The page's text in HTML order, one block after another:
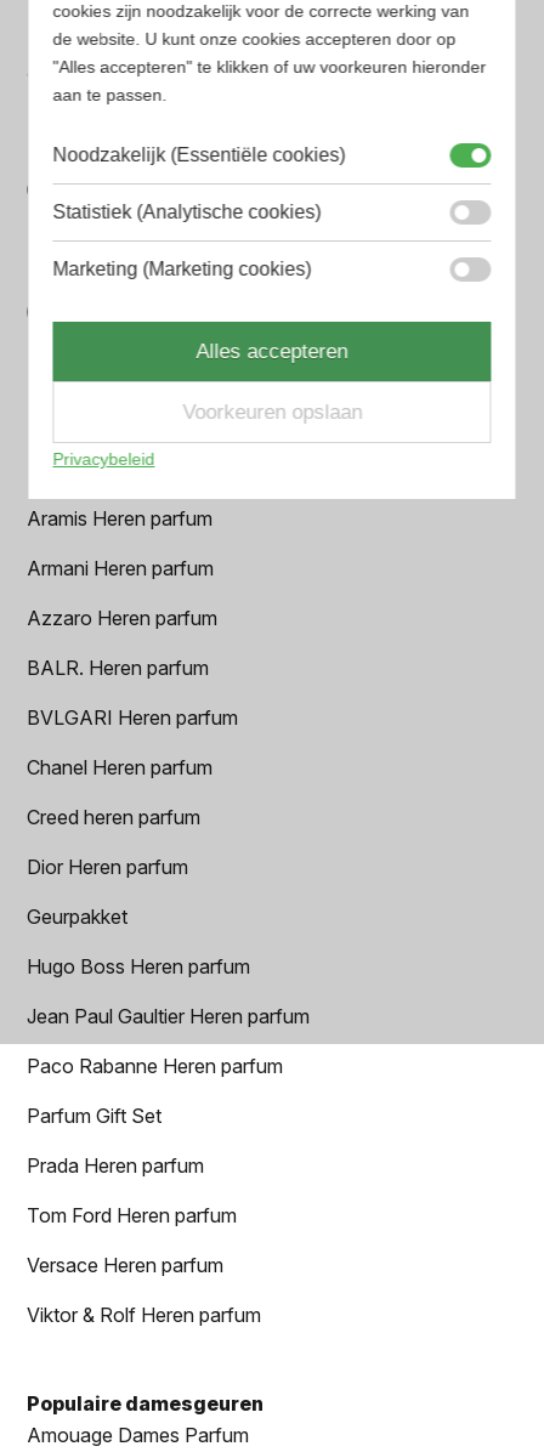
Laagste prijs
Gegarandeerd de laagste prijs. Wij vergelijken prijzen
Gemakkelijk zoeken
Op onze website vind je eenvoudig je favoriete
parfum met onze geavanceerde zoekfilters
Bespaar tijd en geld
Wij hebben alle prijzen voor je verzameld zodat jij
minder tijd en geld kwijt bent
Populaire herengeuren
Amouage Heren parfum
Aramis Heren parfum
Armani Heren parfum
Azzaro Heren parfum
BALR. Heren parfum
BVLGARI Heren parfum
Chanel Heren parfum
Creed heren parfum
Dior Heren parfum
Geurpakket
Hugo Boss Heren parfum
Jean Paul Gaultier Heren parfum
Paco Rabanne Heren parfum
Parfum Gift Set
Prada Heren parfum
Tom Ford Heren parfum
Versace Heren parfum
Viktor & Rolf Heren parfum
Populaire damesgeuren
Amouage Dames Parfum
cookies zijn noodzakelijk voor de correcte werking van
de website. U kunt onze cookies accepteren door op
"Alles accepteren" te klikken of uw voorkeuren hieronder
aan te passen.
Noodzakelijk (Essentiële cookies)
Statistiek (Analytische cookies)
Marketing (Marketing cookies)
Alles accepteren
Voorkeuren opslaan
Privacybeleid